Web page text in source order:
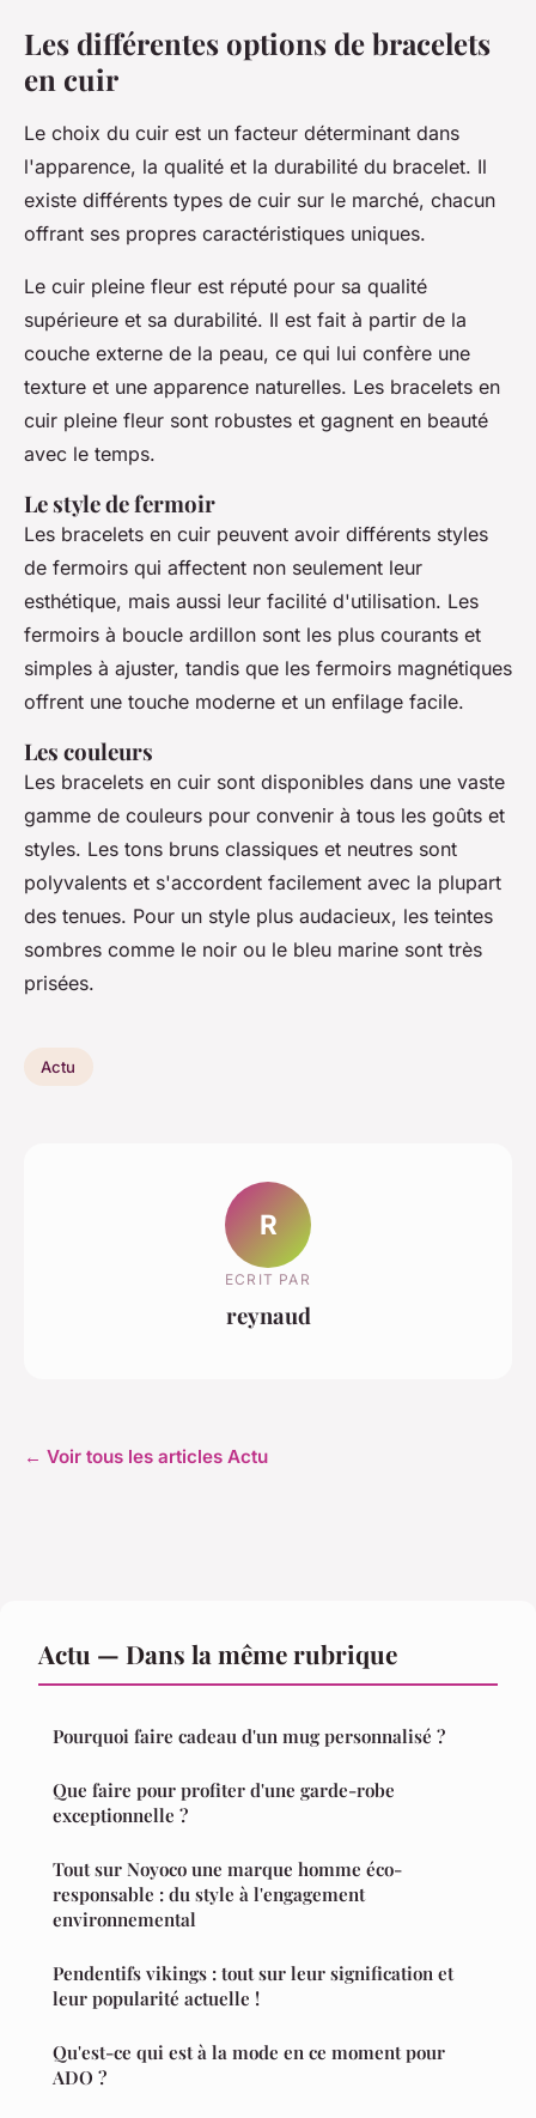
Les différentes options de bracelets
en cuir
Le choix du cuir est un facteur déterminant dans
l'apparence, la qualité et la durabilité du bracelet. Il
existe différents types de cuir sur le marché, chacun
offrant ses propres caractéristiques uniques.
Le cuir pleine fleur est réputé pour sa qualité
supérieure et sa durabilité. Il est fait à partir de la
couche externe de la peau, ce qui lui confère une
texture et une apparence naturelles. Les bracelets en
cuir pleine fleur sont robustes et gagnent en beauté
avec le temps.
Le style de fermoir
Les bracelets en cuir peuvent avoir différents styles
de fermoirs qui affectent non seulement leur
esthétique, mais aussi leur facilité d'utilisation. Les
fermoirs à boucle ardillon sont les plus courants et
simples à ajuster, tandis que les fermoirs magnétiques
offrent une touche moderne et un enfilage facile.
Les couleurs
Les bracelets en cuir sont disponibles dans une vaste
gamme de couleurs pour convenir à tous les goûts et
styles. Les tons bruns classiques et neutres sont
polyvalents et s'accordent facilement avec la plupart
des tenues. Pour un style plus audacieux, les teintes
sombres comme le noir ou le bleu marine sont très
prisées.
Actu
R
ECRIT PAR
reynaud
← Voir tous les articles Actu
Actu — Dans la même rubrique
Pourquoi faire cadeau d'un mug personnalisé ?
Que faire pour profiter d'une garde-robe
exceptionnelle ?
Tout sur Noyoco une marque homme éco-
responsable : du style à l'engagement
environnemental
Pendentifs vikings : tout sur leur signification et
leur popularité actuelle !
Qu'est-ce qui est à la mode en ce moment pour
ADO ?